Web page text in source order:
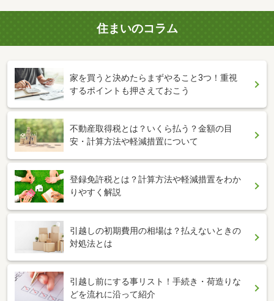
住まいのコラム
家を買うと決めたらまずやること3つ！重視
するポイントも押さえておこう
不動産取得税とは？いくら払う？金額の目
安・計算方法や軽減措置について
登録免許税とは？計算方法や軽減措置をわか
りやすく解説
引越しの初期費用の相場は？払えないときの
対処法とは
引越し前にする事リスト！手続き・荷造りな
どを流れに沿って紹介